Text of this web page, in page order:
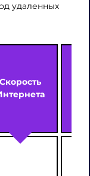
удаленных
Скорость